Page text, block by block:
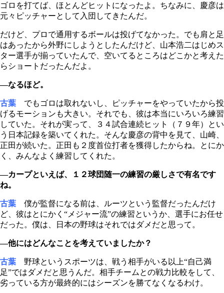
ゴロを打てば、ほとんどヒットになったよ。ちなみに、慶彦は
元々ピッチャーとして入団してきたんだ。
だけど、プロで通用するボールは投げてなかった。でも肩と足
はあったから外野にしようとしたんだけど、山本浩二はじめス
ター選手が揃っていたんで、空いてるところはどこかと考えた
らショートだったんだよ。
―なるほど。
古葉
でもゴロは取れないし、ピッチャーをやっていたから投
げるモーションも大きい。それでも、彼は本当にいろいろ練習
していた。それが実って、３４試合連続ヒット（７９年）とい
う日本記録を築いてくれた。そんな慶彦の背中を見て、山崎、
正田が続いた。正田も２度首位打者を獲得したからね。とにか
く、みんなよく練習してくれた。
―カープといえば、１２球団随一の練習の厳しさで有名です
ね。
古葉 僕が監督になる前は、ルーツという監督だったんだけ
ど、彼はとにかく“メジャー流”の練習というか、選手にお任せ
だった。僕は、日本の野球はそれではダメだと思って。
―他にはどんなことを考えていましたか？
古葉 野球というスポーツは、戦う相手がいる以上“自己満
足”ではダメだと思うんだ。相手チームとの戦力比較をして、
劣っている方が最終的にはシーズンを勝てなくなるわけ。